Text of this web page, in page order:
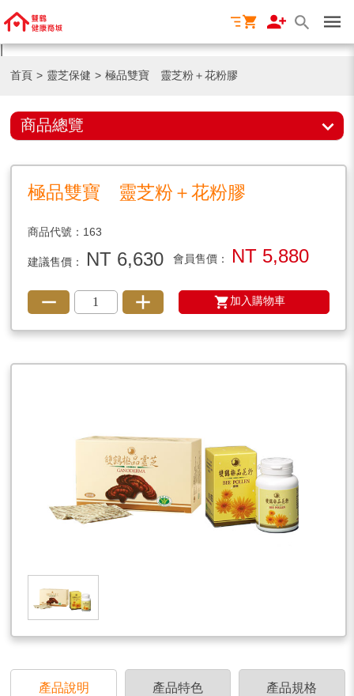
|
首頁 > 靈芝保健 > 極品雙寶 靈芝粉＋花粉膠
商品總覽
極品雙寶 靈芝粉＋花粉膠
商品代號：163
建議售價： NT 6,630 會員售價： NT 5,880
加入購物車
產品說明 產品特色 產品規格